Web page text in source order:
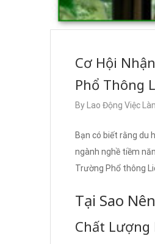
Cơ Hội
Phổ Thông
By Lao Động Việc
Bạn có biết rằng du
ngành nghề tiềm
Trường Phổ thông
Tại Sao
Chất Lượng